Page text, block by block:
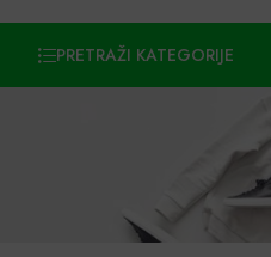
PRETRAŽI KATEGORIJE